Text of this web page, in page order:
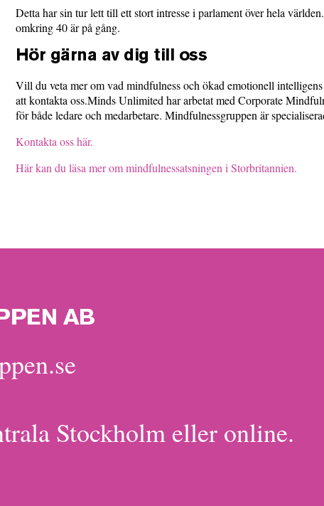
Detta har sin tur lett till ett stort intresse i parlament över hela
omkring 40 är på gång.
Hör gärna av dig till oss
Vill du veta mer om vad mindfulness och ökad emotionell
att kontakta oss.Minds Unlimited har arbetat med Corporate
för både ledare och medarbetare. Mindfulnessgruppen är
Kontakta oss här.
Här kan du läsa mer om mindfulnessatsningen i Storbritannien.
AB
Stockholm eller online.